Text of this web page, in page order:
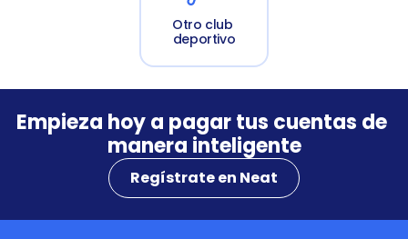
Otro club
deportivo
Empieza hoy a pagar tus cuentas de
manera inteligente
Regístrate en Neat